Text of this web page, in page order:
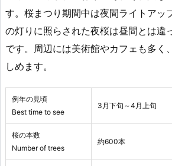
す。桜まつり期間中は夜間ライトアッ
の灯りに照らされた夜桜は昼間とは違
です。周辺には美術館やカフェも多く
しめます。
例年の見頃
Best time to see
3月下旬～4月上旬
桜の本数
Number of trees
約600本